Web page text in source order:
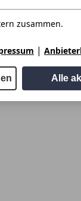
zusammen.
|
Alle